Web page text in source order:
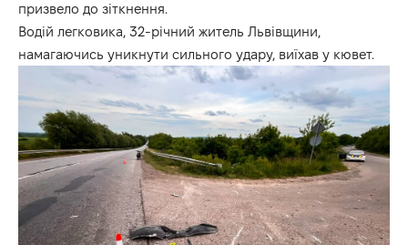
призвело до зіткнення.
Водій легковика, 32-річний житель Львівщини,
намагаючись уникнути сильного удару, виїхав у кювет.